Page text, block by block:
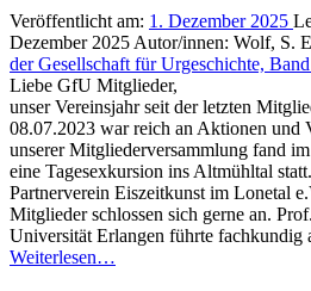
Veröffentlicht am: 1. Dezember 2025
Dezember 2025 Autor/innen: Wolf, S.
der Gesellschaft für Urgeschichte,
Liebe GfU Mitglieder,
unser Vereinsjahr seit der letzten
08.07.2023 war reich an Aktionen und
unserer Mitgliederversammlung fand
eine Tagesexkursion ins Altmühltal
Partnerverein Eiszeitkunst im Lonetal
Mitglieder schlossen sich gerne an.
Universität Erlangen führte fachkundig
Weiterlesen…